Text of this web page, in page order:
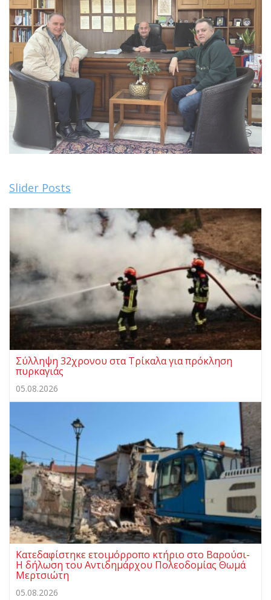
Slider Posts
Σύλληψη 32χρονου στα Τρίκαλα για πρόκληση
πυρκαγιάς
05.08.2026
Κατεδαφίστηκε ετοιμόρροπο κτήριο στο Βαρούσι-
Η δήλωση του Αντιδημάρχου Πολεοδομίας Θωμά
Μερτσιώτη
05.08.2026